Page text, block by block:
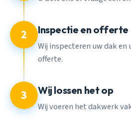
2 Inspectie en offerte
Wij inspecteren uw dak
offerte.
3 Wij lossen het op
Wij voeren het dakwerk